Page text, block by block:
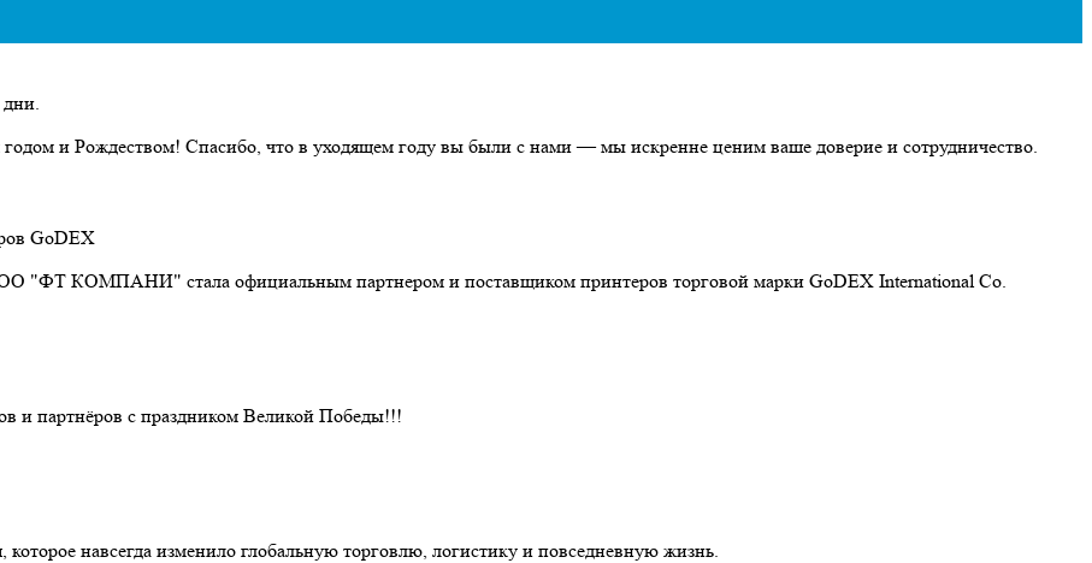
и Рождеством! Спасибо, что в уходящем году вы были с нами — мы искренне ценим ваше доверие и сотрудничество.
GoDEX
"ФТ КОМПАНИ" стала официальным партнером и поставщиком принтеров торговой марки GoDEX International Co.
и партнёров с праздником Великой Победы!!!
навсегда изменило глобальную торговлю, логистику и повседневную жизнь.